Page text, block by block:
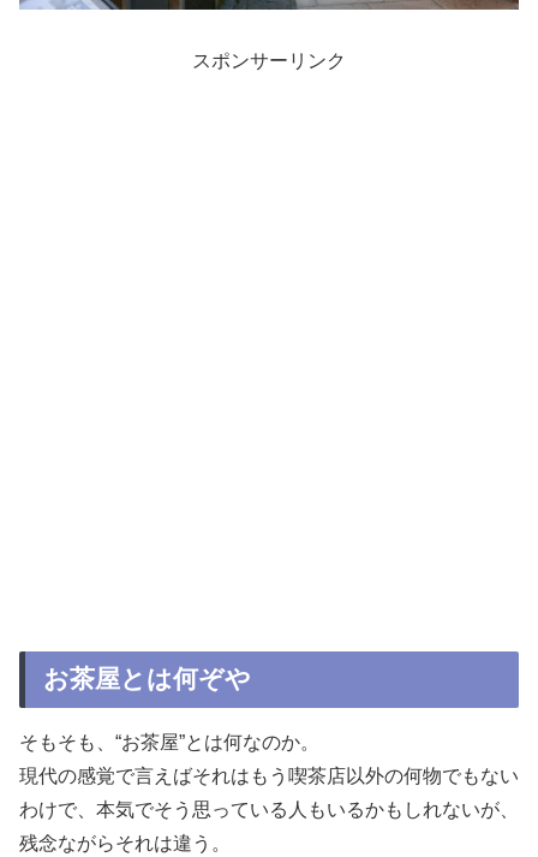
スポンサーリンク
お茶屋とは何ぞや
そもそも、“お茶屋”とは何なのか。
現代の感覚で言えばそれはもう喫茶店以外の何物でもない
わけで、本気でそう思っている人もいるかもしれないが、
残念ながらそれは違う。